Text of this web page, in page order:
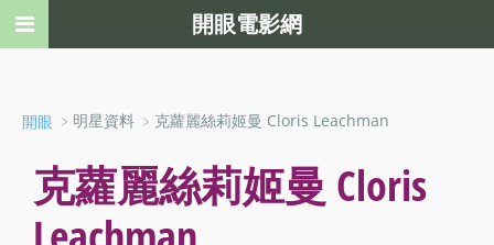
開眼 ﹥明星資料 ﹥克蘿麗絲莉姬曼 Cloris Leachman
克蘿麗絲莉姬曼 Cloris
開眼電影網